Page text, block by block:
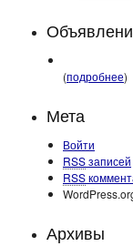
(подробнее)
Мета
Войти
RSSзаписей
RSS
Архивы